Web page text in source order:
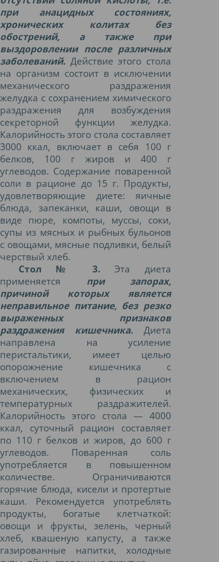
при анацидных состояниях,
хронических колитах без
обострений, а также при
выздоровлении после различных
заболеваний. Действие этого стола
на организм состоит в исключении
механического раздражения
желудка с сохранением химического
раздражения для возбуждения
секреторной функции желудка.
Калорийность этого стола составляет
3000 ккал, включает в себя 100 г
белков, 100 г жиров и 400 г
углеводов. Содержание поваренной
соли в рационе до 15 г. Продукты,
удовлетворяющие диете: яичные
блюда, запеканки, каши, овощи в
виде пюре, компоты, муссы, соки,
супы из мясных и рыбных бульонов
с овощами, мясные подливки, белый
черствый хлеб.
Стол № 3.
Эта диета
применяется
при запорах,
причиной которых является
неправильное питание, без резко
выраженных признаков
раздражения кишечника.
Диета
направлена на усиление
перистальтики, имеет целью
опорожнение кишечника с
включением в рацион
механических, физических и
температурных раздражителей.
Калорийность этого стола — 4000
ккал, суточный рацион составляет
по 110 г белков и жиров, до 600 г
углеводов. Поваренная соль
употребляется в повышенном
количестве. Ограничиваются
горячие блюда, кисели и протертые
каши. Рекомендуется употреблять
продукты, богатые клетчаткой:
овощи и фрукты, зелень, черный
хлеб, квашеную капусту, а также
газированные напитки, холодные